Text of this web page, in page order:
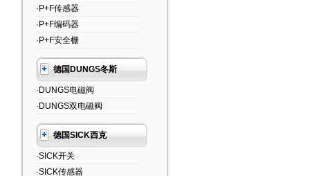
·P+F传感器
·P+F编码器
·P+F安全栅
德国DUNGS冬斯
·DUNGS电磁阀
·DUNGS双电磁阀
德国SICK西克
·SICK开关
·SICK传感器